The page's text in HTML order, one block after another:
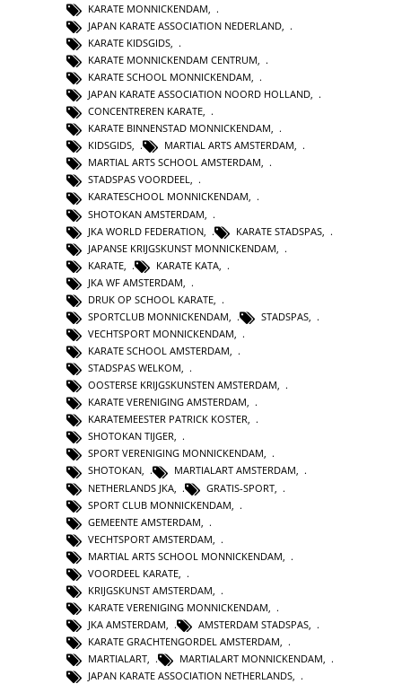
KARATE MONNICKENDAM
JAPAN KARATE ASSOCIATION NEDERLAND
KARATE KIDSGIDS
KARATE MONNICKENDAM CENTRUM
KARATE SCHOOL MONNICKENDAM,
JAPAN KARATE ASSOCIATION NOORD HOLLAND,
CONCENTREREN KARATE,
KARATE BINNENSTAD MONNICKENDAM,
KIDSGIDS, MARTIAL ARTS AMSTERDAM,
MARTIAL ARTS SCHOOL AMSTERDAM,
STADSPAS VOORDEEL,
KARATESCHOOL MONNICKENDAM,
SHOTOKAN AMSTERDAM
JKA WORLD FEDERATION
KARATE STADSPAS
JAPANSE KRIJGSKUNST MONNICKENDAM
KARATE
KARATE KATA
JKA WF AMSTERDAM
DRUK OP SCHOOL KARATE
SPORTCLUB MONNICKENDAM
STADSPAS
VECHTSPORT MONNICKENDAM
KARATE SCHOOL AMSTERDAM,
STADSPAS WELKOM,
OOSTERSE KRIJGSKUNSTEN AMSTERDAM,
KARATE VERENIGING AMSTERDAM,
KARATEMEESTER PATRICK KOSTER,
SHOTOKAN TIJGER,
SPORT VERENIGING MONNICKENDAM,
SHOTOKAN, MARTIALART AMSTERDAM,
NETHERLANDS JKA
GRATIS-SPORT
SPORT CLUB MONNICKENDAM
GEMEENTE AMSTERDAM
VECHTSPORT AMSTERDAM
MARTIAL ARTS SCHOOL MONNICKENDAM
VOORDEEL KARATE
KRIJGSKUNST AMSTERDAM
KARATE VERENIGING MONNICKENDAM
JKA AMSTERDAM, AMSTERDAM STADSPAS,
KARATE GRACHTENGORDEL AMSTERDAM,
MARTIALART, MARTIALART MONNICKENDAM,
JAPAN KARATE ASSOCIATION NETHERLANDS,